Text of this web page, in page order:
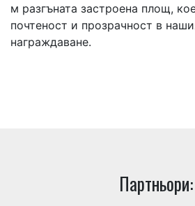
м разгъната застроена площ,
почтеност и прозрачност в
награждаване.
Партньори: